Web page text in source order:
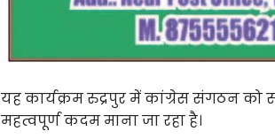
यह कार्यक्रम रुद्रपुर में कांग्रेस संगठन
महत्वपूर्ण कदम माना जा रहा है।